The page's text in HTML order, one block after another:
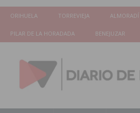
ORIHUELA TORREVIEJA ALMORADÍ
PILAR DE LA HORADADA BENEJUZAR